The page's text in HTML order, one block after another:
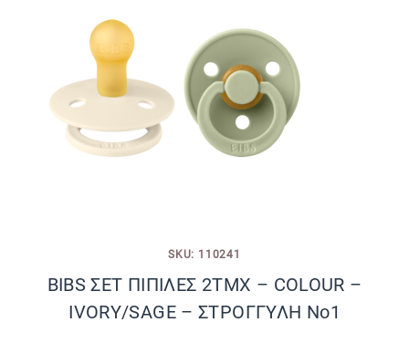
SKU: 110241
BIBS ΣΕΤ ΠΙΠΙΛΕΣ 2ΤΜΧ – COLOUR –
IVORY/SAGE – ΣΤΡΟΓΓΥΛΗ No1